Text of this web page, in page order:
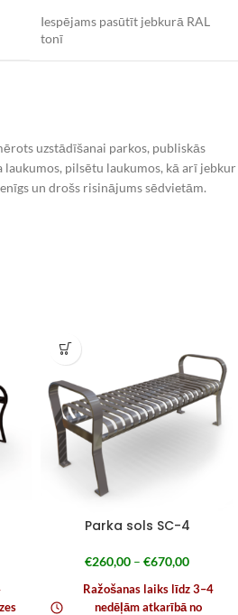
Iespējams pasūtīt jebkurā RAL
tonī
uzstādīšanai parkos, publiskās
laukumos, pilsētu laukumos, kā arī jebkur
un drošs risinājums sēdvietām.
Parka sols SC-4
€260,00 – €670,00
Ražošanas laiks līdz 3–4
nedēļām atkarībā no